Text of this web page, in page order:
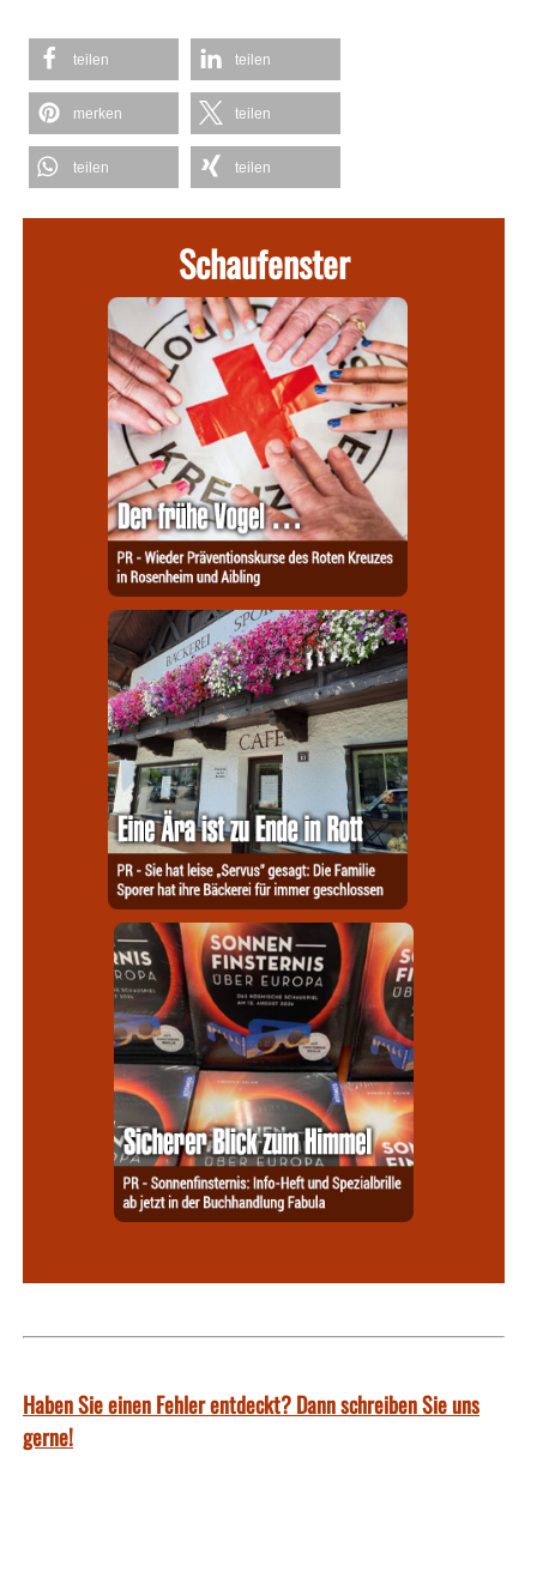
teilen teilen
merken teilen
teilen teilen
Schaufenster
Haben Sie einen Fehler entdeckt? Dann schreiben Sie uns
gerne!